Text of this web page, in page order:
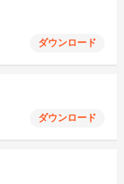
ダウンロード
ダウンロード